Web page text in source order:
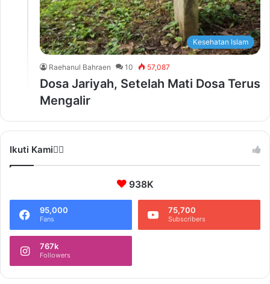
Kesehatan Islam
Raehanul Bahraen 10 57,087
Dosa Jariyah, Setelah Mati Dosa Terus
Mengalir
Ikuti Kami❤️‍🔥
938K
95,000
Fans
75,700
Subscribers
767k
Followers